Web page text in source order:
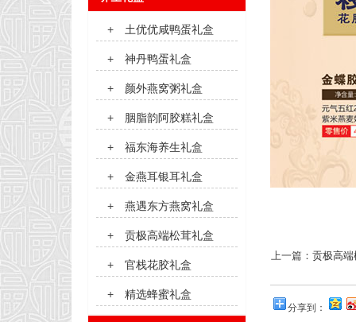
上一篇： 贡极高
分享到：
+ 土优优咸鸭蛋礼盒
+ 神丹鸭蛋礼盒
+ 颜外燕窝粥礼盒
+ 胭脂韵阿胶糕礼盒
+ 福东海养生礼盒
+ 金燕耳银耳礼盒
+ 燕遇东方燕窝礼盒
+ 贡极高端松茸礼盒
+ 官栈花胶礼盒
+ 精选蜂蜜礼盒